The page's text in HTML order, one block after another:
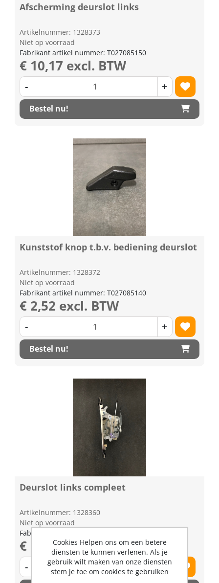
Afscherming deurslot links
Artikelnummer: 1328373
Niet op voorraad
Fabrikant artikel nummer: T027085150
€ 10,17 excl. BTW
- +
Bestel nu!
Kunststof knop t.b.v. bediening deurslot
Artikelnummer: 1328372
Niet op voorraad
Fabrikant artikel nummer: T027085140
€ 2,52 excl. BTW
- +
Bestel nu!
Deurslot links compleet
Artikelnummer: 1328360
Niet op voorraad
Fabrikant artikel nummer: T027085010
€ 131,19 excl. BTW
- +
Cookies Helpen ons om een betere
diensten te kunnen verlenen. Als je
gebruik wilt maken van onze diensten
stem je toe om cookies te gebruiken